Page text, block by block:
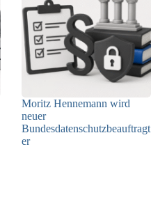
Moritz Hennemann wird
neuer
Bundesdatenschutzbeauftragt
er